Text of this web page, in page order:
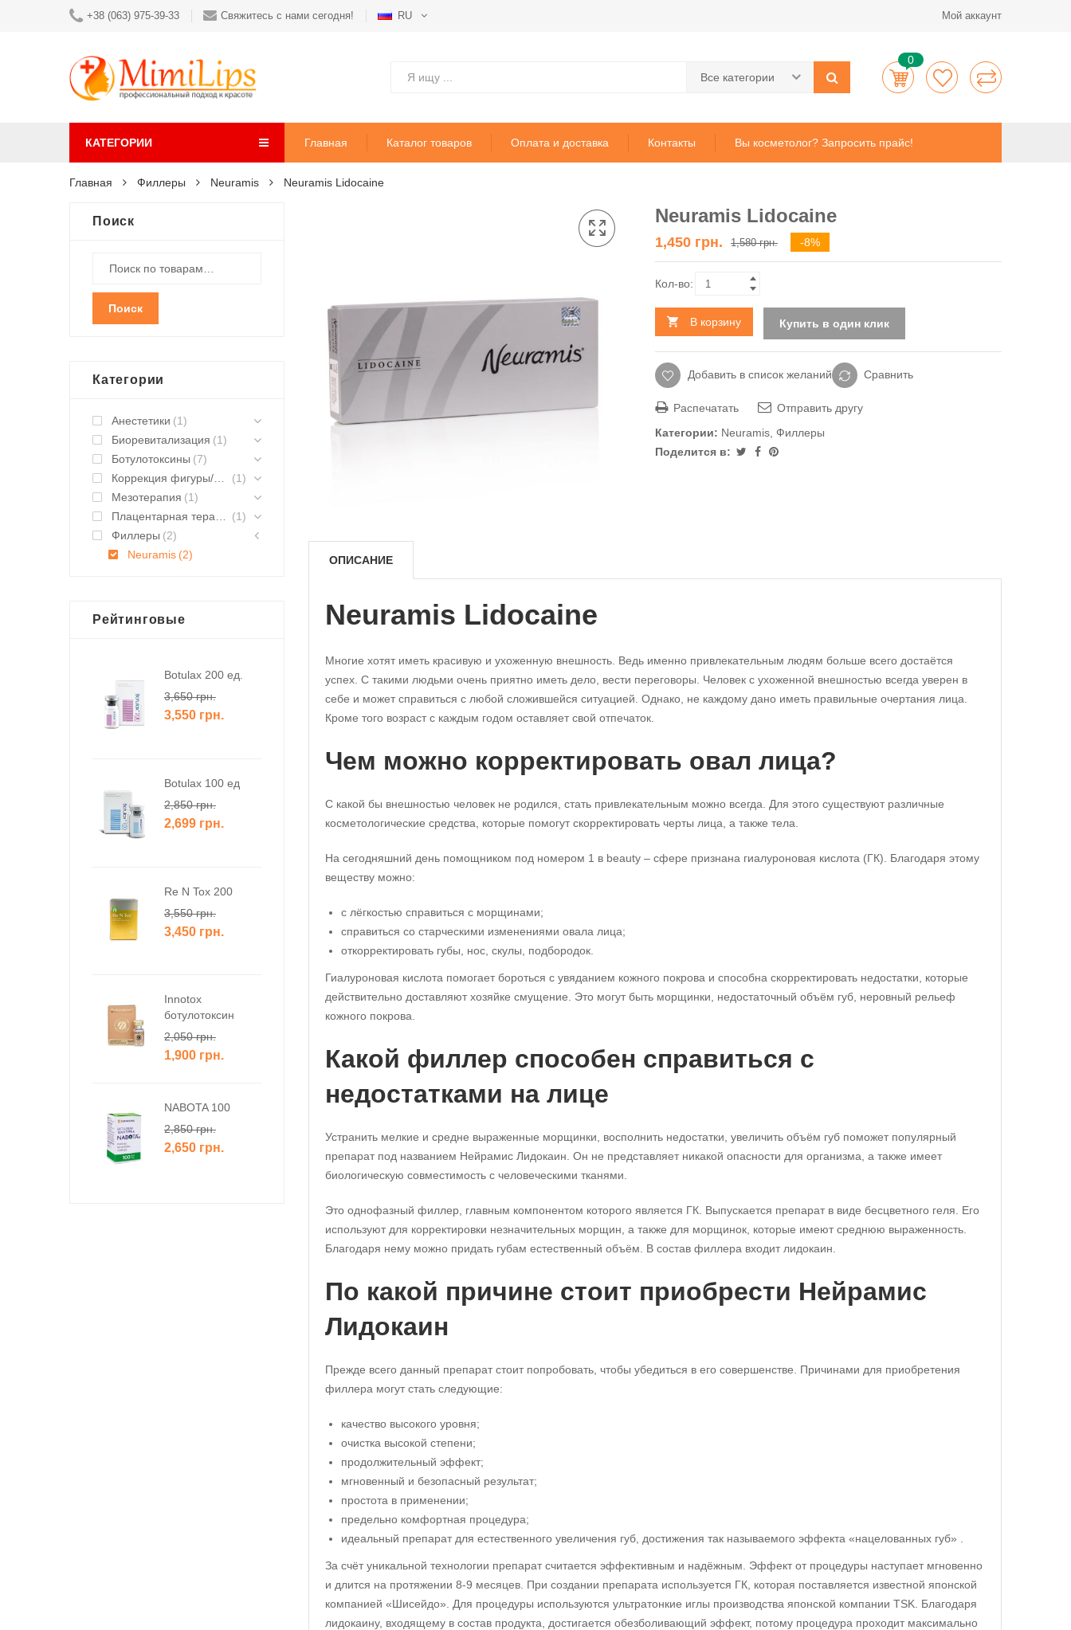
+38 (063) 975-39-33 Свяжитесь с нами сегодня! RU Мой аккаунт
Все категории
0
КАТЕГОРИИ Главная Каталог товаров Оплата и доставка Контакты Вы косметолог? Запросить прайс!
Главная Филлеры Neuramis Neuramis Lidocaine
Neuramis Lidocaine
1,580грн.
1,450 грн. -8%
В корзину Купить в один клик
Добавить в список желаний Сравнить
Распечатать
Отправить другу
Категории: Neuramis Филлеры
Поделится в:
ОПИСАНИЕ
Neuramis Lidocaine
Многие хотят иметь красивую и ухоженную внешность. Ведь именно привлекательным людям больше всего достаётся
успех. С такими людьми очень приятно иметь дело, вести переговоры. Человек с ухоженной внешностью всегда уверен в
себе и может справиться с любой сложившейся ситуацией. Однако, не каждому дано иметь правильные очертания лица.
Кроме того возраст с каждым годом оставляет свой отпечаток.
Чем можно корректировать овал лица?
С какой бы внешностью человек не родился, стать привлекательным можно всегда. Для этого существуют различные
косметологические средства, которые помогут скорректировать черты лица, а также тела.
На сегодняшний день помощником под номером 1 в beauty – сфере признана гиалуроновая кислота (ГК). Благодаря этому
веществу можно:
с лёгкостью справиться с морщинами;
справиться со старческими изменениями овала лица;
откорректировать губы, нос, скулы, подбородок.
Гиалуроновая кислота помогает бороться с увяданием кожного покрова и способна скорректировать недостатки, которые
действительно доставляют хозяйке смущение. Это могут быть морщинки, недостаточный объём губ, неровный рельеф
кожного покрова.
Какой филлер способен справиться с
недостатками на лице
Устранить мелкие и средне выраженные морщинки, восполнить недостатки, увеличить объём губ поможет популярный
препарат под названием Нейрамис Лидокаин. Он не представляет никакой опасности для организма, а также имеет
биологическую совместимость с человеческими тканями.
Это однофазный филлер, главным компонентом которого является ГК. Выпускается препарат в виде бесцветного геля. Его
используют для корректировки незначительных морщин, а также для морщинок, которые имеют среднюю выраженность.
Благодаря нему можно придать губам естественный объём. В состав филлера входит лидокаин.
По какой причине стоит приобрести Нейрамис
Лидокаин
Прежде всего данный препарат стоит попробовать, чтобы убедиться в его совершенстве. Причинами для приобретения
филлера могут стать следующие:
качество высокого уровня;
очистка высокой степени;
продолжительный эффект;
мгновенный и безопасный результат;
простота в применении;
предельно комфортная процедура;
идеальный препарат для естественного увеличения губ, достижения так называемого эффекта «нацелованных губ» .
За счёт уникальной технологии препарат считается эффективным и надёжным. Эффект от процедуры наступает мгновенно
и длится на протяжении 8-9 месяцев. При создании препарата используется ГК, которая поставляется известной японской
компанией «Шисейдо». Для процедуры используются ультратонкие иглы производства японской компании TSK. Благодаря
лидокаину, входящему в состав продукта, достигается обезболивающий эффект, потому процедура проходит максимально
Поиск
Поиск
Категории
Анестетики (1)
Биоревитализация (1)
Ботулотоксины (7)
Коррекция фигуры/липолитики
(1)
Мезотерапия (1)
Плацентарная терапия
(1)
Филлеры (2)
Neuramis (2)
Рейтинговые
Botulax 200 ед.
3,650грн.
3,550 грн.
Botulax 100 ед
2,850грн.
2,699 грн.
Re N Tox 200
3,550грн.
3,450 грн.
Innotox
ботулотоксин
2,050грн.
1,900 грн.
NABOTA 100
2,850грн.
2,650 грн.